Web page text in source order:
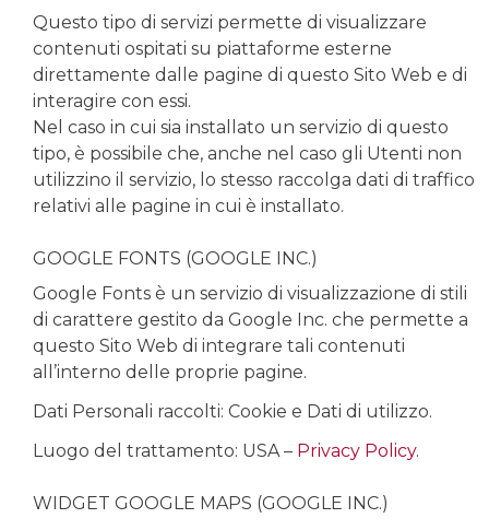
Questo tipo di servizi permette di visualizzare
contenuti ospitati su piattaforme esterne
direttamente dalle pagine di questo Sito Web e di
interagire con essi.
Nel caso in cui sia installato un servizio di questo
tipo, è possibile che, anche nel caso gli Utenti non
utilizzino il servizio, lo stesso raccolga dati di traffico
relativi alle pagine in cui è installato.
GOOGLE FONTS (GOOGLE INC.)
Google Fonts è un servizio di visualizzazione di stili
di carattere gestito da Google Inc. che permette a
questo Sito Web di integrare tali contenuti
all’interno delle proprie pagine.
Dati Personali raccolti: Cookie e Dati di utilizzo.
Luogo del trattamento: USA – Privacy Policy.
WIDGET GOOGLE MAPS (GOOGLE INC.)